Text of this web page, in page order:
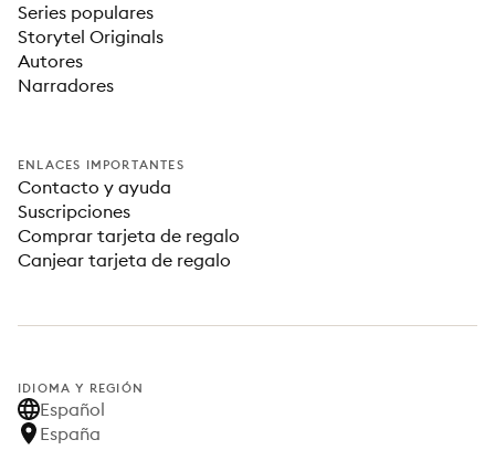
Series populares
Storytel Originals
Autores
Narradores
ENLACES IMPORTANTES
Contacto y ayuda
Suscripciones
Comprar tarjeta de regalo
Canjear tarjeta de regalo
IDIOMA Y REGIÓN
Español
España